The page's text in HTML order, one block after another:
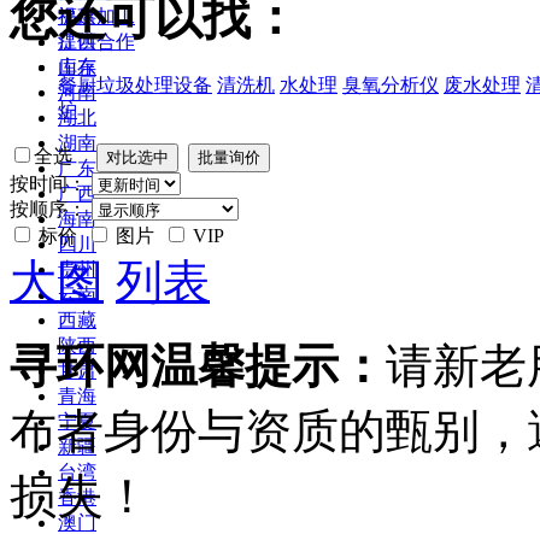
福建
江西
山东
河南
湖北
湖南
广东
广西
海南
四川
贵州
云南
西藏
陕西
甘肃
青海
宁夏
新疆
台湾
香港
澳门
提供加工
提供合作
库存
您还可以找：
餐厨垃圾处理设备 清洗机 水处理 臭氧分析仪 废水处理
炉
全选
按时间：
按顺序：
标价
图片 VIP
大图 列表
寻环网温馨提示： 请新老
布者身份与资质的甄别
损失！